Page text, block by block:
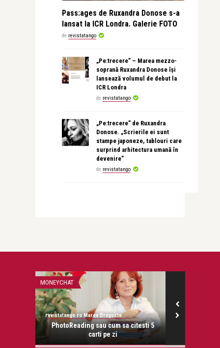
Pass:ages de Ruxandra Donose s-a
lansat la ICR Londra. Galerie FOTO
de revistatango
„Pe:trecere” – Marea mezzo-
soprană Ruxandra Donose își
lansează volumul de debut la
ICR Londra
de revistatango
„Pe:trecere” de Ruxandra
Donose. „Scrierile ei sunt
stampe japoneze, tablouri care
surprind arhitectura umană în
devenire”
de revistatango
MONEYCHAT
revistatango.ro Marea Dragoste
PhotoReading sau cum sa citesti 5
carti pe zi